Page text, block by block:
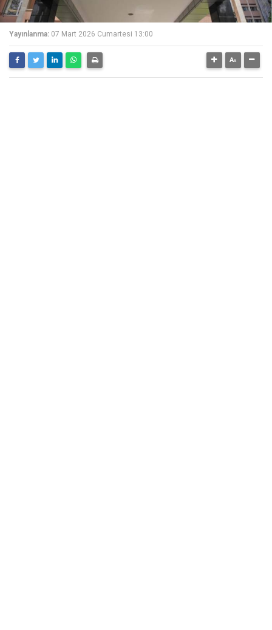
Yayınlanma: 07 Mart 2026 Cumartesi 13:00